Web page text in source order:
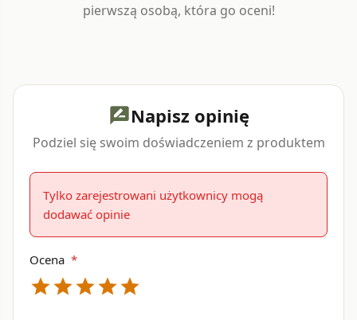
pierwszą osobą, która go oceni!
rate_reviewNapisz opinię
Podziel się swoim doświadczeniem z produktem
Tylko zarejestrowani użytkownicy mogą
dodawać opinie
Ocena *
star
star
star
star
star